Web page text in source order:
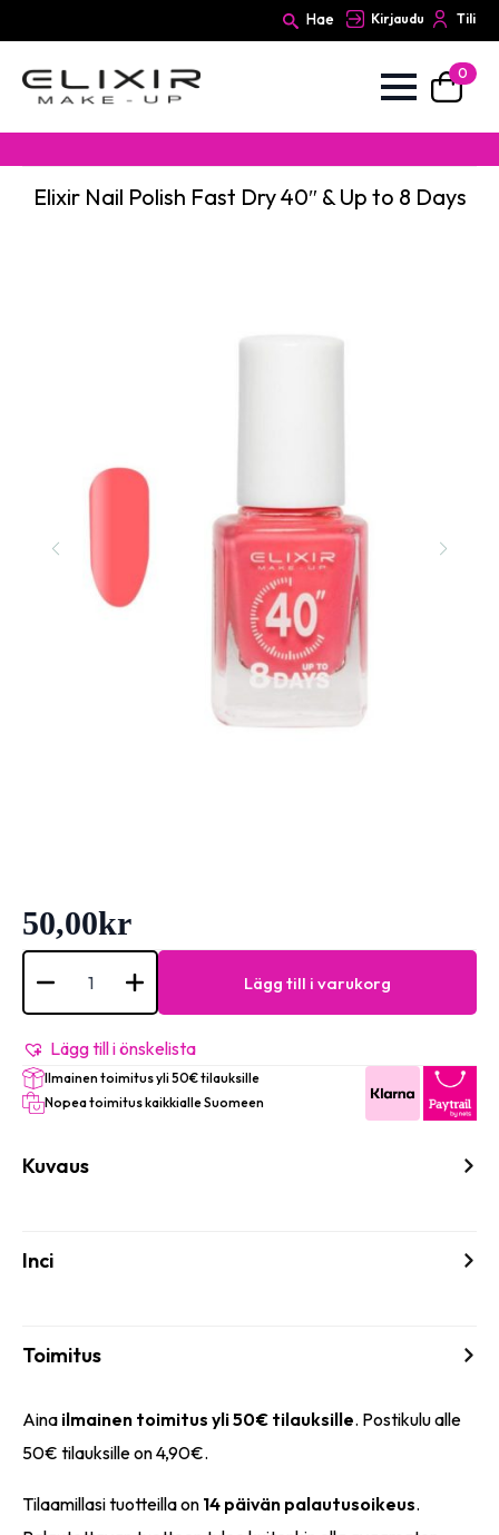
Hae Kirjaudu Tili
0
Elixir Nail Polish Fast Dry 40″ & Up to 8 Days
50,00kr
Elixir
Nail
Fast
40"
&
Up
to
8
mängd
Lägg till i varukorg
Lägg till i önskelista
Ilmainen toimitus yli 50€ tilauksille
Nopea toimitus kaikkialle Suomeen
Kuvaus
Inci
Toimitus
Aina ilmainen toimitus yli 50€ tilauksille. Postikulu alle
50€ tilauksille on 4,90€.
Tilaamillasi tuotteilla on 14 päivän palautusoikeus.